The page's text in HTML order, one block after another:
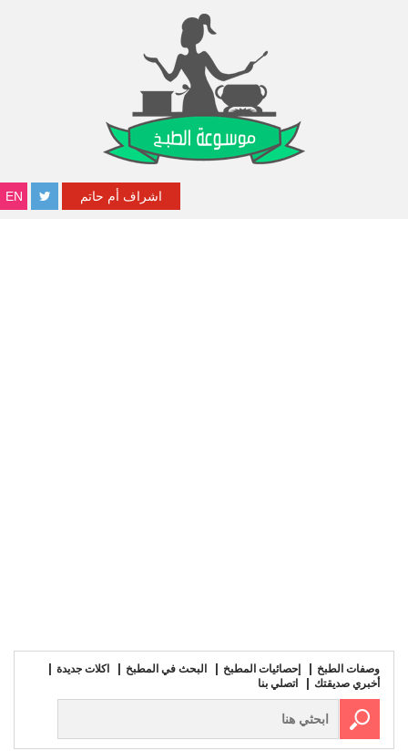
EN اشراف أم حاتم
وصفات الطبخ إحصائيات المطبخ البحث في المطبخ
اكلات جديدة
أخبري صديقتك
اتصلي بنا